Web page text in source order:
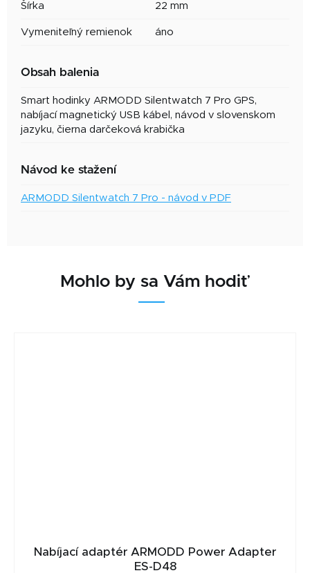
Šírka 22 mm
Vymeniteľný remienok áno
Obsah balenia
Smart hodinky ARMODD Silentwatch 7 Pro GPS,
nabíjací magnetický USB kábel, návod v slovenskom
jazyku, čierna darčeková krabička
Návod ke stažení
ARMODD Silentwatch 7 Pro - návod v PDF
Mohlo by sa Vám hodiť
Nabíjací adaptér ARMODD Power Adapter
ES-D48